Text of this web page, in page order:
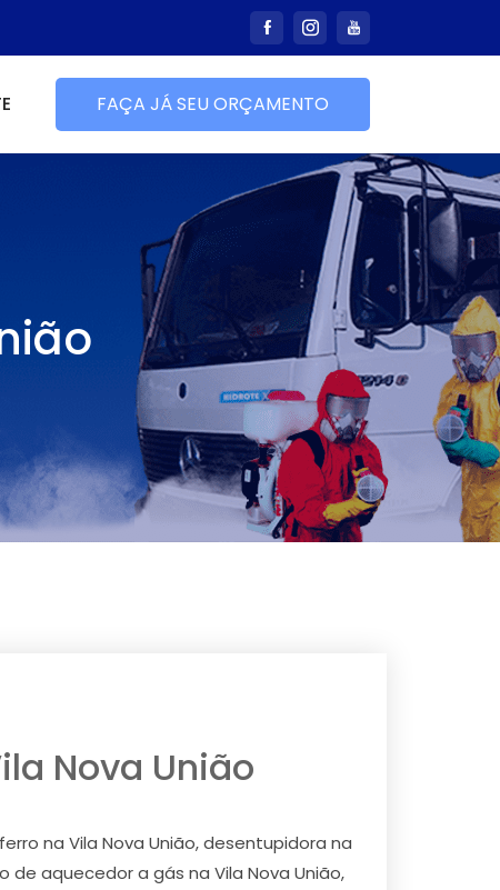
FAÇA JÁ SEU ORÇAMENTO
Nova União
na Vila Nova União, desentupidora na
de aquecedor a gás na Vila Nova União,